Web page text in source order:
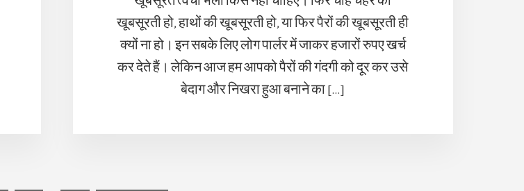
खूबसूरती हो, हाथों की खूबसूरती हो, या फिर पैरों की खूबसूरती ही
क्यों ना हो। इन सबके लिए लोग पार्लर में जाकर हजारों रुपए खर्च
कर देते हैं। लेकिन आज हम आपको पैरों की गंदगी को दूर कर उसे
बेदाग और निखरा हुआ बनाने का […]